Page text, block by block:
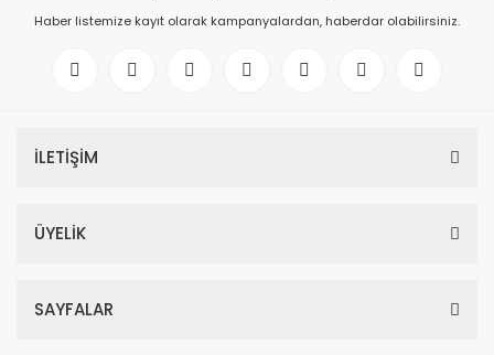
Haber listemize kayıt olarak kampanyalardan, haberdar olabilirsiniz.
İLETİŞİM
ÜYELİK
SAYFALAR